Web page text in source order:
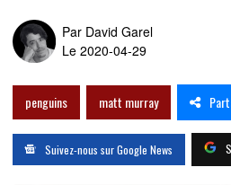
Par David Garel
Le 2020-04-29
penguins matt murray
Suivez-nous sur Google News